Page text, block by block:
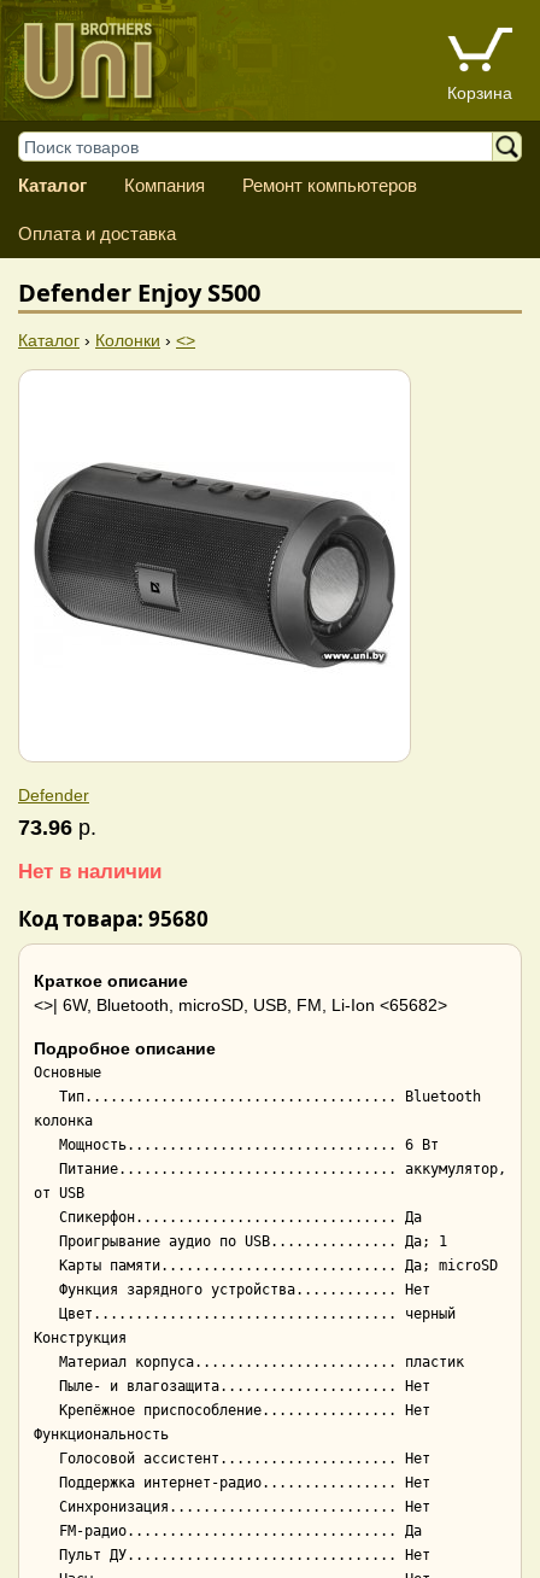
Корзина
Каталог Компания Ремонт компьютеров
Оплата и доставка
Defender Enjoy S500
Каталог › Колонки › <>
Defender
73.96 р.
Нет в наличии
Код товара: 95680
Краткое описание
<>| 6W, Bluetooth, microSD, USB, FM, Li-Ion <65682>
Подробное описание
Основные
колонка
от USB
Конструкция
Функциональность